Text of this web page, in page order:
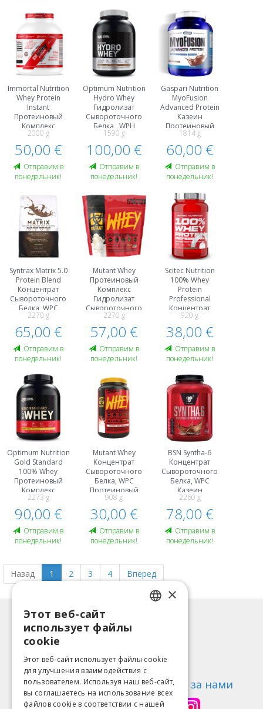
Immortal Nutrition
Whey Protein
Instant
Протеиновый
Kомплекс
2000 g
50,00 €
Oтправим в
понедельник!
Optimum Nutrition
Hydro Whey
Гидролизат
Сывороточного
Белка , WPH
Протеины
1590 g
100,00 €
Oтправим в
понедельник!
Gaspari Nutrition
MyoFusion
Advanced Protein
Казеин
Протеиновый
Kомплекс
Гидролизат
Сывороточного
Белка , WPH
1814 g
60,00 €
Oтправим в
понедельник!
Syntrax Matrix 5.0
Protein Blend
Концентрат
Сывороточного
Белка, WPC
Казеин
Протеиновый
Kомплекс
2270 g
65,00 €
Oтправим в
понедельник!
Mutant Whey
Протеиновый
Kомплекс
Гидролизат
Сывороточного
Белка , WPH
2270 g
57,00 €
Oтправим в
понедельник!
Scitec Nutrition
100% Whey
Protein
Professional
Концентрат
Сывороточного
Белка, WPC
Протеины
920 g
38,00 €
Oтправим в
понедельник!
Optimum Nutrition
Gold Standard
100% Whey
Протеиновый
Kомплекс
Гидролизат
Сывороточного
Белка , WPH
2273 g
90,00 €
Oтправим в
понедельник!
Mutant Whey
Концентрат
Сывороточного
Белка, WPC
Протеиновый
Kомплекс
908 g
30,00 €
Oтправим в
понедельник!
BSN Syntha-6
Концентрат
Сывороточного
Белка, WPC
Казеин
Протеиновый
Kомплекс
2260 g
78,00 €
Oтправим в
понедельник!
Назад 1 2 3 4 Вперед
Информация
Возврат товара
О нас
Контакты
Следи за нами
LITHUANIAN
ESTONIAN
RUSSIAN
×
Этот веб-сайт
использует файлы
cookie
Этот веб-сайт использует файлы cookie
для улучшения взаимодействия с
пользователем. Используя наш веб-сайт,
вы соглашаетесь на использование всех
файлов cookie в соответствии с нашей